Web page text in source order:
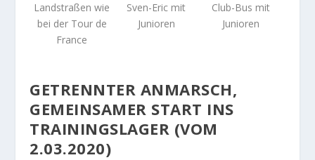
Landstraßen wie
bei der Tour de
France
Sven-Eric mit
Junioren
Club-Bus mit
Junioren
GETRENNTER ANMARSCH,
GEMEINSAMER START INS
TRAININGSLAGER (VOM
2.03.2020)